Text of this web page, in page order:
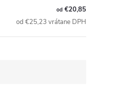
od €20,85
od €25,23 vrátane DPH